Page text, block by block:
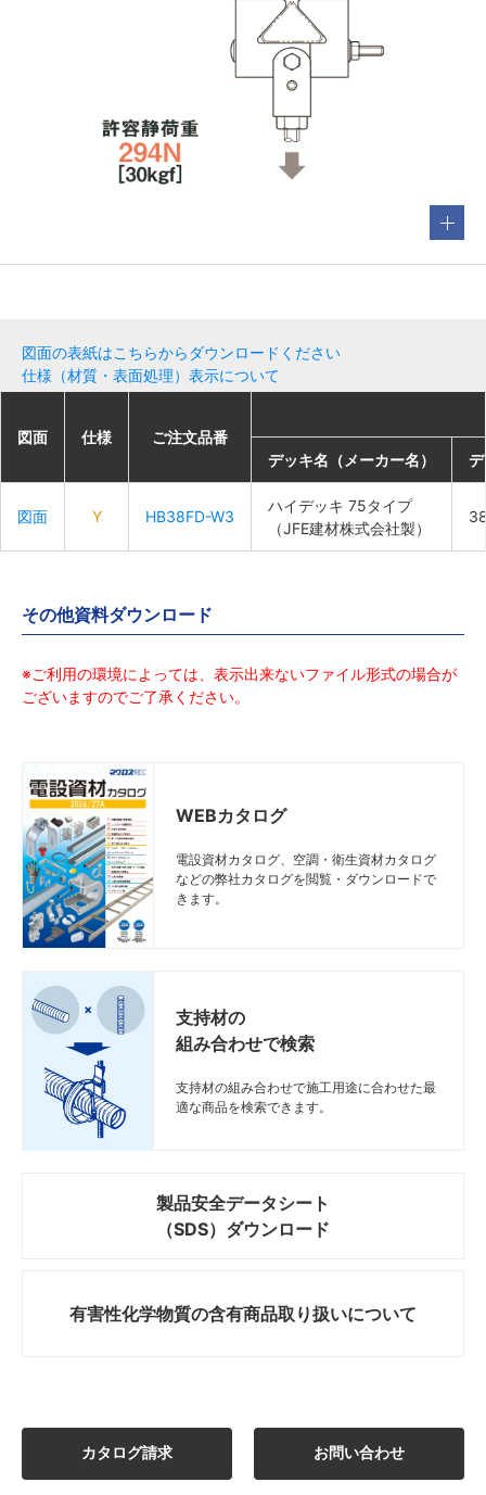
図面の表紙はこちらからダウンロードください
仕様（材質・表面処理）表示について
図面 仕様
ご注文品番
デッキ名（メーカー名）
図面 Y HB38FD-W3
ハイデッキ 75タイプ
（JFE建材株式会社製）
図面 仕様
ご注文品番
デッキ名（メーカー名）
図面 Y HB38FD-W3
ハイデッキ 75タイプ
（JFE建材株式会社製）
図面 仕様
ご注文品番
デッキ名（メーカー名）
図面 Y HB38FD-W3
ハイデッキ 75タイプ
（JFE建材株式会社製）
図面 仕様
ご注文品番
デッキ名（メーカー名）
図面 Y HB38FD-W3
ハイデッキ 75タイプ
（JFE建材株式会社製）
その他資料ダウンロード
※ご利用の環境によっては、表示出来ないファイル形式の場合が
ございますのでご了承ください。
WEBカタログ
電設資材カタログ、空調・衛生資材カタログ
などの弊社カタログを閲覧・ダウンロードで
きます。
支持材の
組み合わせで検索
支持材の組み合わせで施工用途に合わせた最
適な商品を検索できます。
製品安全データシート
（SDS）ダウンロード
有害性化学物質の含有商品取り扱いについて
カタログ請求 お問い合わせ